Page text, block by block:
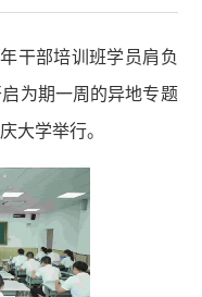
干部培训班学员肩负
为期一周的异地专题
大学举行。